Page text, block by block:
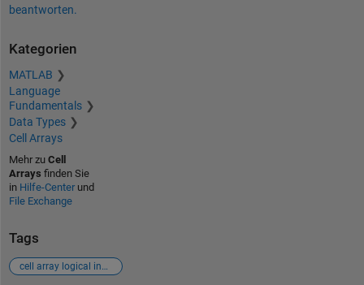
beantworten.
Kategorien
MATLAB
Language
Fundamentals
Data Types
Cell Arrays
Mehr zu Cell
Arrays finden Sie
in Hilfe-Centerund
File Exchange
Tags
cell array logical indexing